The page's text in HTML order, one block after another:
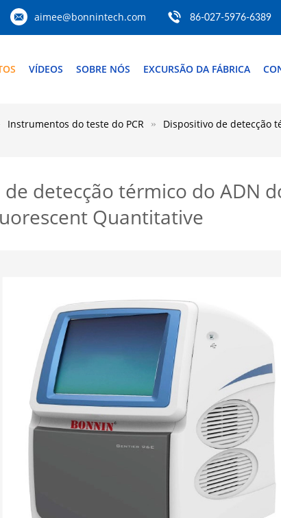
aimee@bonnintech.com 86-027-5976-6389
VÍDEOS SOBRE NÓS EXCURSÃO DA FÁBRICA
Instrumentos do teste do PCR
Dispositivo de detecção
detecção térmico do ADN
Quantitative